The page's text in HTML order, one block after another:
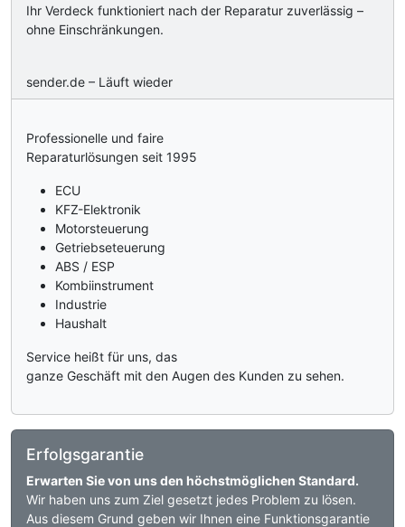
Ihr Verdeck funktioniert nach der Reparatur zuverlässig –
ohne Einschränkungen.
sender.de – Läuft wieder
Professionelle und faire
Reparaturlösungen seit 1995
ECU
KFZ-Elektronik
Motorsteuerung
Getriebseteuerung
ABS / ESP
Kombiinstrument
Industrie
Haushalt
Service heißt für uns, das
ganze Geschäft mit den Augen des Kunden zu sehen.
Erfolgsgarantie
Erwarten Sie von uns den höchstmöglichen Standard.
Wir haben uns zum Ziel gesetzt jedes Problem zu lösen.
Aus diesem Grund geben wir Ihnen eine Funktionsgarantie